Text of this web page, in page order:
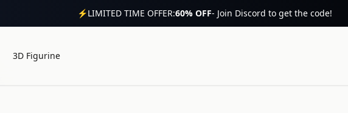
⚡LIMITED TIME OFFER:60% OFF- Join Discord to get the code!
3D Figurine